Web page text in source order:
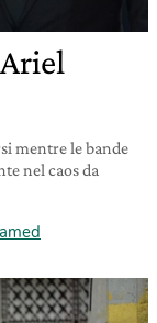
mentre le bande
nel caos da